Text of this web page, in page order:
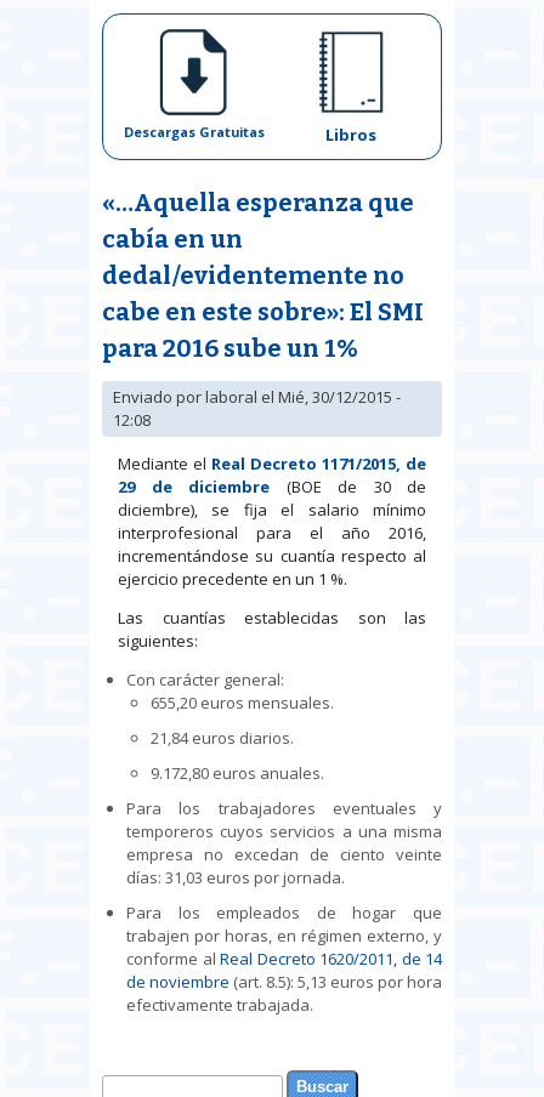
Descargas Gratuitas Libros
«…Aquella esperanza que
cabía en un
dedal/evidentemente no
cabe en este sobre»: El SMI
para 2016 sube un 1%
Enviado porlaboral el Mié, 30/12/2015 -
12:08
Mediante el Real Decreto 1171/2015, de
29 de diciembre (BOE de 30 de
diciembre), se fija el salario mínimo
interprofesional para el año 2016,
incrementándose su cuantía respecto al
ejercicio precedente en un 1 %.
Las cuantías establecidas son las
siguientes:
Con carácter general:
655,20 euros mensuales.
21,84 euros diarios.
9.172,80 euros anuales.
Para los trabajadores eventuales y
temporeros cuyos servicios a una misma
empresa no excedan de ciento veinte
días: 31,03 euros por jornada.
Para los empleados de hogar que
trabajen por horas, en régimen externo, y
conforme al Real Decreto 1620/2011, de 14
de noviembre (art. 8.5): 5,13 euros por hora
efectivamente trabajada.
Formulario de búsqueda
Buscar